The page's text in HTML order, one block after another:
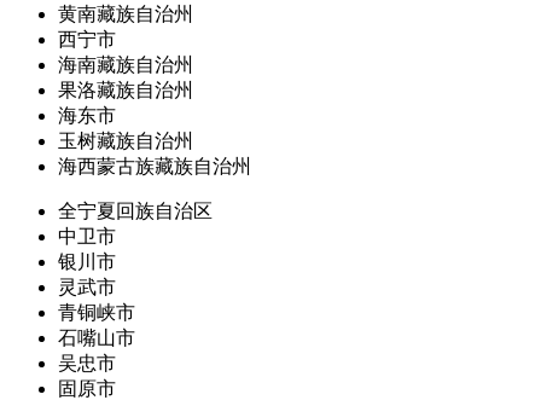
黄南藏族自治州
西宁市
海南藏族自治州
果洛藏族自治州
海东市
玉树藏族自治州
海西蒙古族藏族自治州
全宁夏回族自治区
中卫市
银川市
灵武市
青铜峡市
石嘴山市
吴忠市
固原市